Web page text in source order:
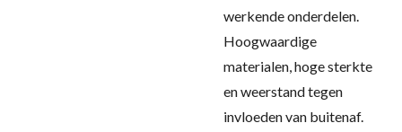
werkende onderdelen.
Hoogwaardige
materialen, hoge sterkte
en weerstand tegen
invloeden van buitenaf.